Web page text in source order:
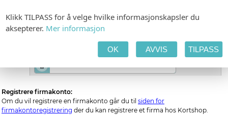
Registrere firmakonto:
Om du vil registrere en firmakonto går du til siden for
firmakontoregistrering der du kan registrere et firma hos Kortshop.
Klikk TILPASS for å velge hvilke informasjonskapsler du
aksepterer. Mer informasjon
OK AVVIS TILPASS